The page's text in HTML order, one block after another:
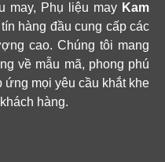
may, Phụ liệu may Kam
hàng đầu cung cấp các
cao. Chúng tôi mang
về mẫu mã, phong phú
ứng mọi yêu cầu khắt khe
hàng.